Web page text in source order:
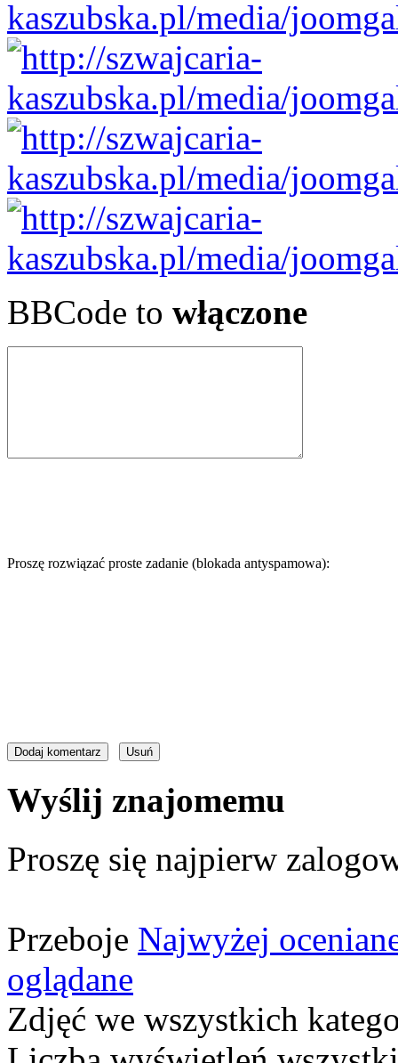
BBCode to włączone
Proszę rozwiązać proste zadanie (blokada antyspamowa):
Wyślij znajomemu
Proszę się najpierw
Przeboje Najwyżej
oglądane
Zdjęć we wszystkich